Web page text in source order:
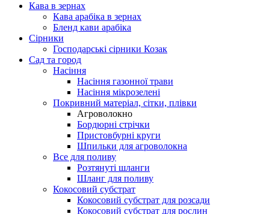
Кава в зернах
Кава арабіка в зернах
Бленд кави арабіка
Сірники
Господарські сірники Козак
Сад та город
Насіння
Насіння газонної трави
Насіння мікрозелені
Покривний матеріал, сітки, плівки
Агроволокно
Бордюрні стрічки
Пристовбурні круги
Шпильки для агроволокна
Все для поливу
Розтянуті шланги
Шланг для поливу
Кокосовий субстрат
Кокосовий субстрат для розсади
Кокосовий субстрат для рослин